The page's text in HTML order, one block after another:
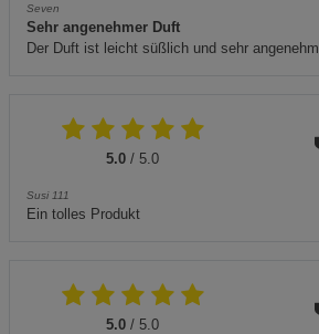
Seven
Sehr angenehmer Duft
Der Duft ist leicht süßlich und sehr angenehm
5.0 / 5.0
Susi 111
Ein tolles Produkt
5.0 / 5.0